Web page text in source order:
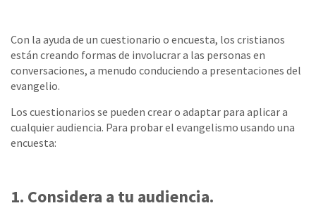
Con la ayuda de un cuestionario o encuesta, los cristianos
están creando formas de involucrar a las personas en
conversaciones, a menudo conduciendo a presentaciones del
evangelio.
Los cuestionarios se pueden crear o adaptar para aplicar a
cualquier audiencia. Para probar el evangelismo usando una
encuesta:
1. Considera a tu audiencia.